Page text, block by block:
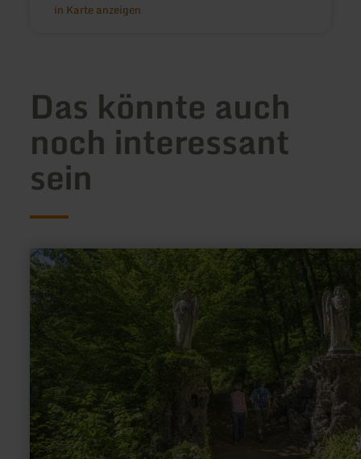
in Karte anzeigen
Das könnte auch
noch interessant
sein
mehr
erfahren
zu:
Adenauer
Kreuzweg